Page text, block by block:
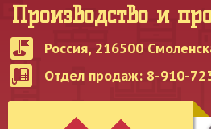
Россия, 216500
Отдел продаж: 8-910-
Производство и